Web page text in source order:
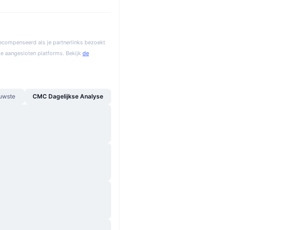
als je partnerlinks bezoekt
aangesloten platforms. Bekijk de
CMC Dagelijkse Analyse